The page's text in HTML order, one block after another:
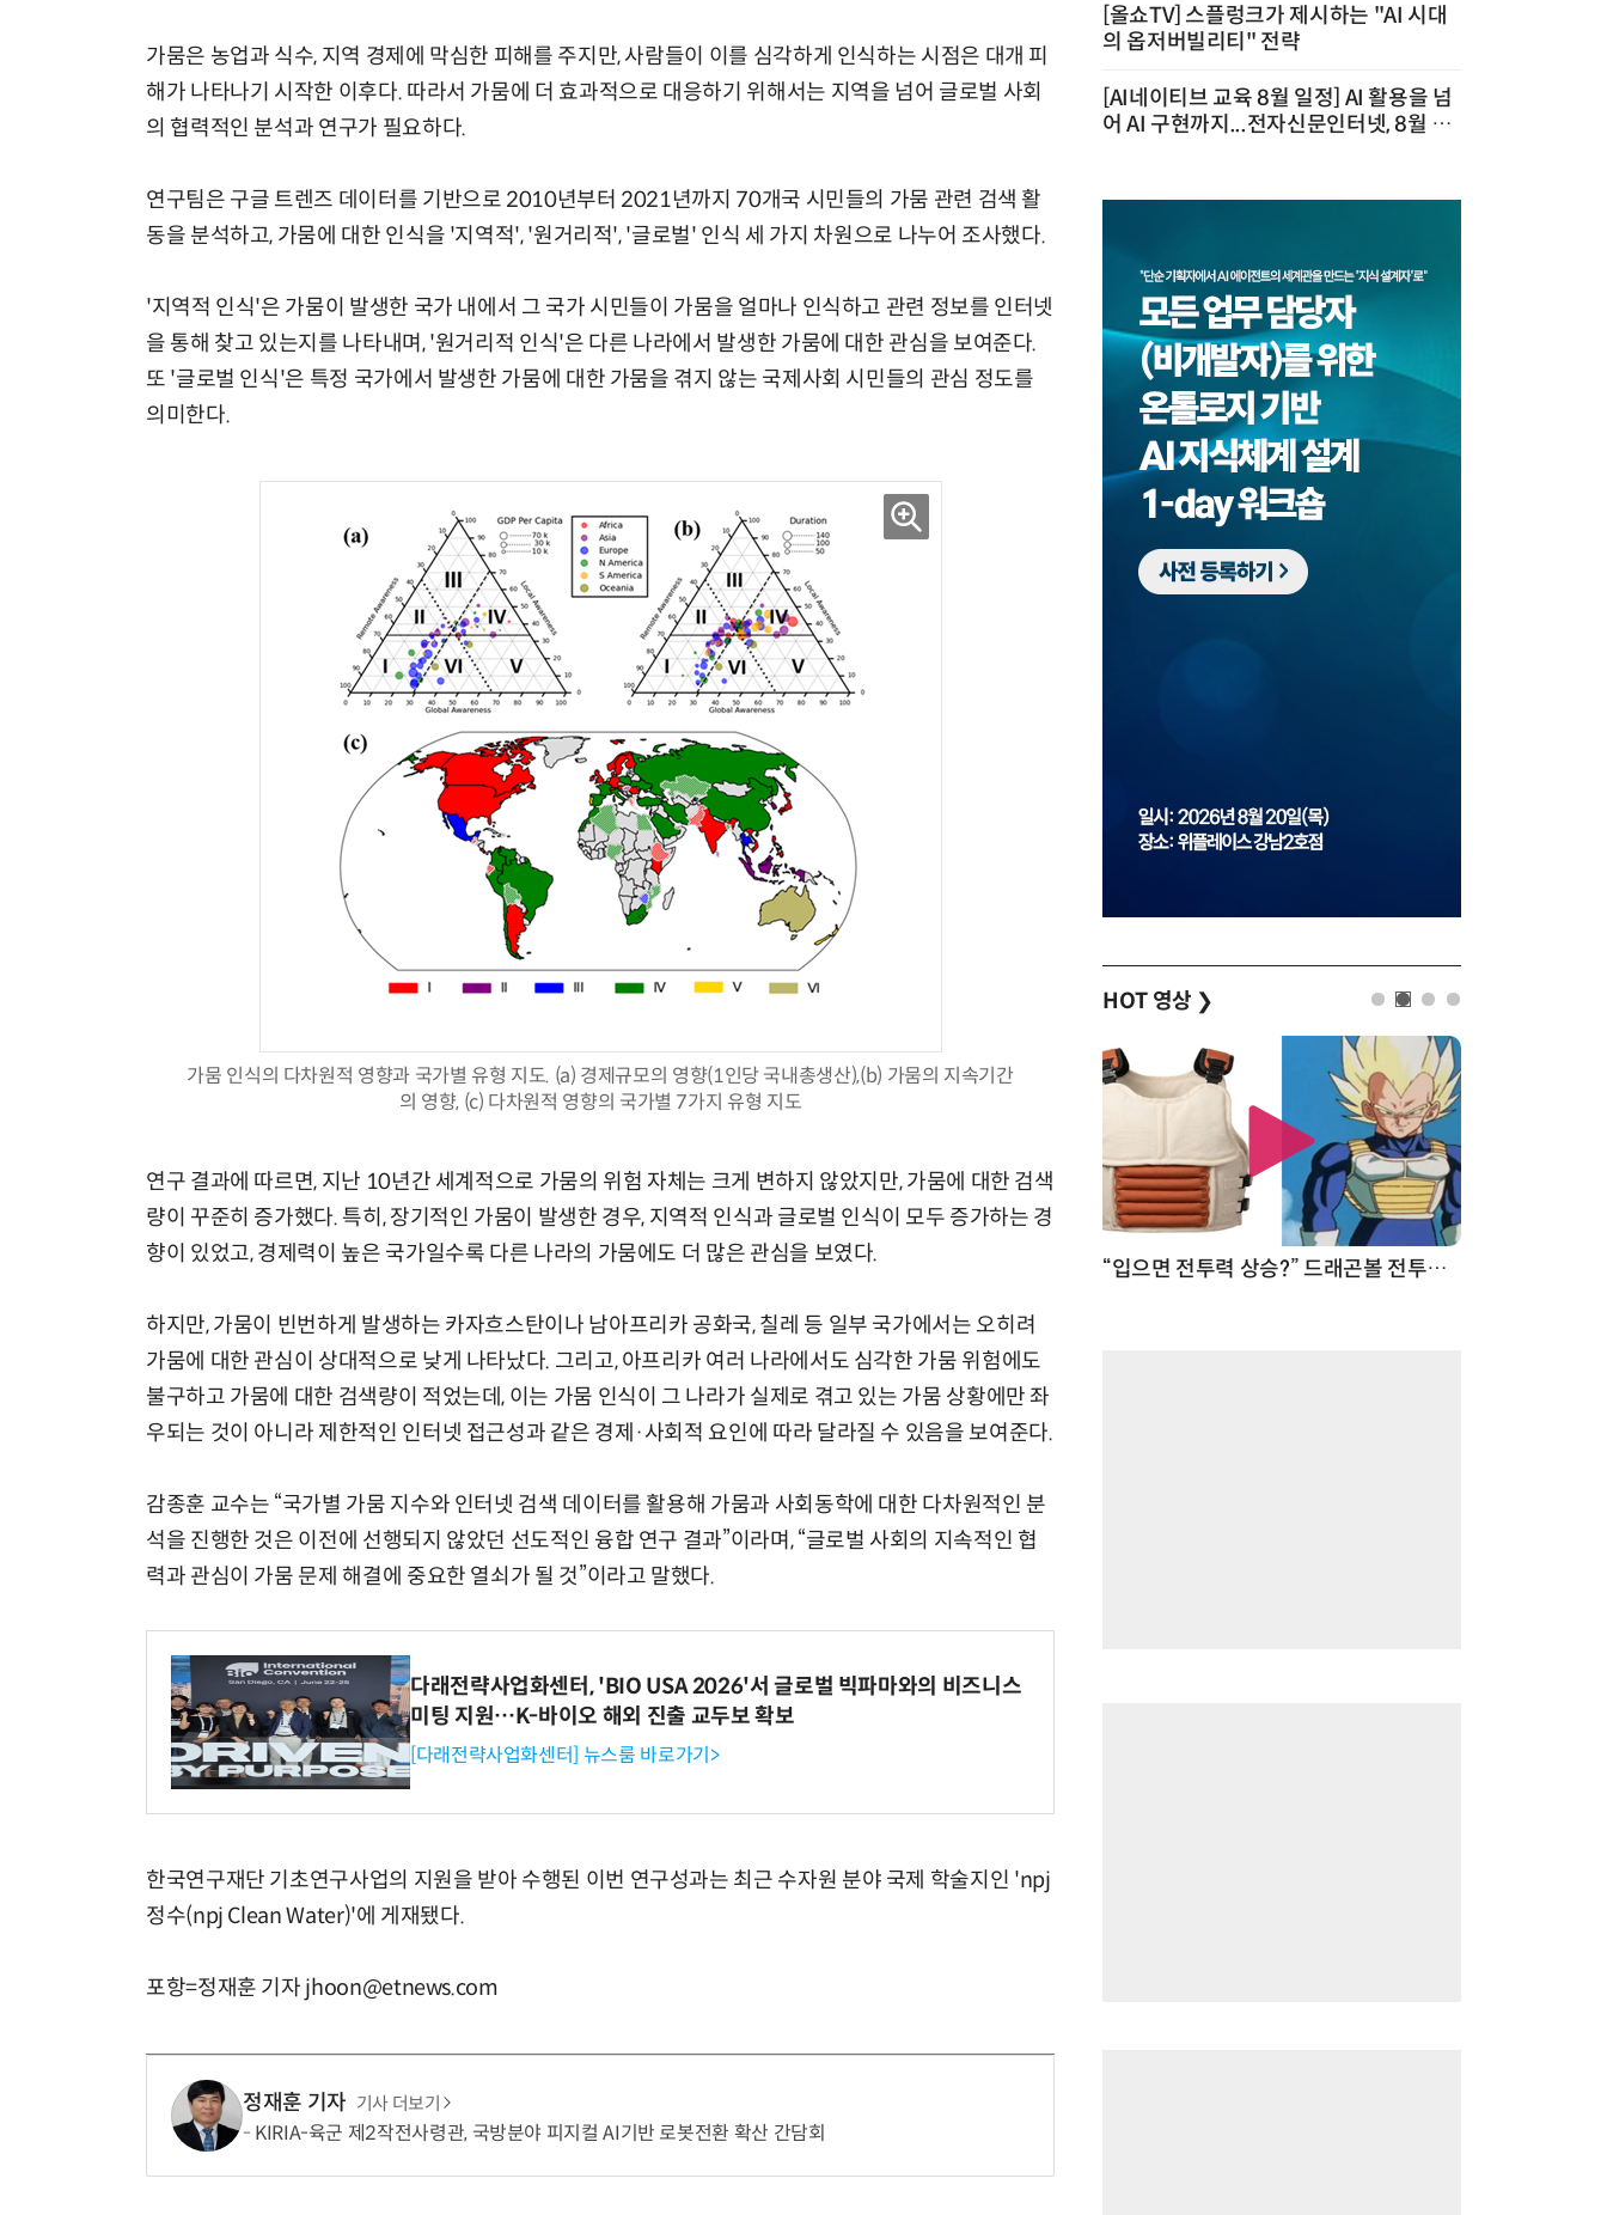
가뭄은 농업과 식수, 지역 경제에 막심한 피해를 주지만, 사람들이 이를 심각하게 인식하는 시점은 대개 피
해가 나타나기 시작한 이후다. 따라서 가뭄에 더 효과적으로 대응하기 위해서는 지역을 넘어 글로벌 사회
의 협력적인 분석과 연구가 필요하다.
연구팀은 구글 트렌즈 데이터를 기반으로 2010년부터 2021년까지 70개국 시민들의 가뭄 관련 검색 활
동을 분석하고, 가뭄에 대한 인식을 '지역적', '원거리적', '글로벌' 인식 세 가지 차원으로 나누어 조사했다.
'지역적 인식'은 가뭄이 발생한 국가 내에서 그 국가 시민들이 가뭄을 얼마나 인식하고 관련 정보를 인터넷
을 통해 찾고 있는지를 나타내며, '원거리적 인식'은 다른 나라에서 발생한 가뭄에 대한 관심을 보여준다.
또 '글로벌 인식'은 특정 국가에서 발생한 가뭄에 대한 가뭄을 겪지 않는 국제사회 시민들의 관심 정도를
의미한다.
가뭄 인식의 다차원적 영향과 국가별 유형 지도. (a) 경제규모의 영향(1인당 국내총생산),(b) 가뭄의 지속기간
의 영향, (c) 다차원적 영향의 국가별 7가지 유형 지도
연구 결과에 따르면, 지난 10년간 세계적으로 가뭄의 위험 자체는 크게 변하지 않았지만, 가뭄에 대한 검색
량이 꾸준히 증가했다. 특히, 장기적인 가뭄이 발생한 경우, 지역적 인식과 글로벌 인식이 모두 증가하는 경
향이 있었고, 경제력이 높은 국가일수록 다른 나라의 가뭄에도 더 많은 관심을 보였다.
하지만, 가뭄이 빈번하게 발생하는 카자흐스탄이나 남아프리카 공화국, 칠레 등 일부 국가에서는 오히려
가뭄에 대한 관심이 상대적으로 낮게 나타났다. 그리고, 아프리카 여러 나라에서도 심각한 가뭄 위험에도
불구하고 가뭄에 대한 검색량이 적었는데, 이는 가뭄 인식이 그 나라가 실제로 겪고 있는 가뭄 상황에만 좌
우되는 것이 아니라 제한적인 인터넷 접근성과 같은 경제·사회적 요인에 따라 달라질 수 있음을 보여준다.
감종훈 교수는 “국가별 가뭄 지수와 인터넷 검색 데이터를 활용해 가뭄과 사회동학에 대한 다차원적인 분
석을 진행한 것은 이전에 선행되지 않았던 선도적인 융합 연구 결과”이라며, “글로벌 사회의 지속적인 협
력과 관심이 가뭄 문제 해결에 중요한 열쇠가 될 것”이라고 말했다.
다래전략사업화센터, 'BIO USA 2026'서 글로벌 빅파마와의 비즈니스
미팅 지원…K-바이오 해외 진출 교두보 확보
[다래전략사업화센터] 뉴스룸 바로가기>
한국연구재단 기초연구사업의 지원을 받아 수행된 이번 연구성과는 최근 수자원 분야 국제 학술지인 'npj
정수(npj Clean Water)'에 게재됐다.
포항=정재훈 기자 jhoon@etnews.com
정재훈 기자 기사 더보기
KIRIA-육군 제2작전사령관, 국방분야 피지컬 AI기반 로봇전환 확산 간담회
[올쇼TV] 스플렁크가 제시하는 "AI 시대
의 옵저버빌리티" 전략
[AI네이티브 교육 8월 일정] AI 활용을 넘
어 AI 구현까지...전자신문인터넷, 8월 실
HOT 영상 ❯
“계속 쫓아왔다”…도망치던 우크라 민간인 공격한 러 자폭 드론 “입으면 전투력 상승?” 드래곤볼 전투복 닮은 중량조끼